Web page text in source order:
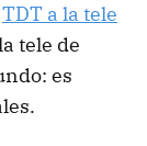
TDT a la tele
tele de
es